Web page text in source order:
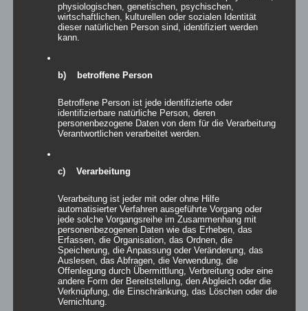
Details
zur Wunschliste
Inflatables AIRWINE
physiologischen, genetischen, psychischen,
wirtschaftlichen, kulturellen oder sozialen Identität
dieser natürlichen Person sind, identifiziert werden
kann.
b) betroffene Person
Betroffene Person ist jede identifizierte oder
identifizierbare natürliche Person, deren
personenbezogene Daten von dem für die Verarbeitung
Verantwortlichen verarbeitet werden.
c) Verarbeitung
Verarbeitung ist jeder mit oder ohne Hilfe
automatisierter Verfahren ausgeführte Vorgang oder
jede solche Vorgangsreihe im Zusammenhang mit
personenbezogenen Daten wie das Erheben, das
Erfassen, die Organisation, das Ordnen, die
Speicherung, die Anpassung oder Veränderung, das
Auslesen, das Abfragen, die Verwendung, die
Offenlegung durch Übermittlung, Verbreitung oder eine
andere Form der Bereitstellung, den Abgleich oder die
Verknüpfung, die Einschränkung, das Löschen oder die
Vernichtung.